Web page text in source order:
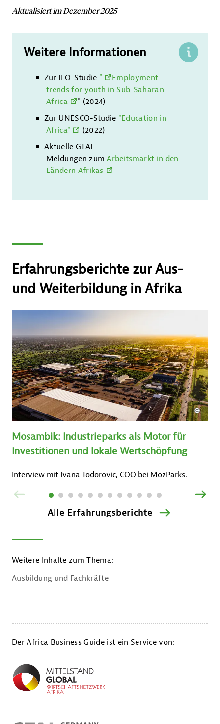
Aktualisiert im Dezember 2025
Weitere Informationen
Zur ILO-Studie "
Employment
trends for youth in Sub-Saharan
Africa
" (2024)
Zur UNESCO-Studie "Education in
Africa"
(2022)
Aktuelle GTAI-
Meldungen zumArbeitsmarkt in den
Ländern Afrikas
Erfahrungsberichte zur Aus-
und Weiterbildung in Afrika
Mosambik: Industrieparks als Motor für
Investitionen und lokale Wertschöpfung
Interview mit Ivana Todorovic, COO bei MozParks.
Alle Erfahrungsberichte
Weitere Inhalte zum Thema:
Ausbildung und Fachkräfte
Der Africa Business Guide ist ein Service von: